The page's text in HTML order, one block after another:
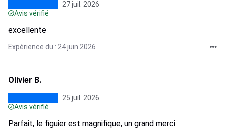
27 juil. 2026
Avis vérifié
excellente
Expérience du : 24 juin 2026
Olivier B.
25 juil. 2026
Avis vérifié
Parfait, le figuier est magnifique, un grand merci